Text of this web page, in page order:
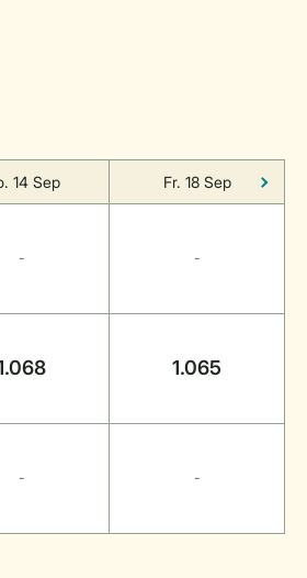
14 Sep Fr. 18 Sep
- -
1.065
- -